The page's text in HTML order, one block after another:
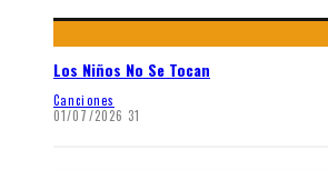
Los Niños No Se Tocan
Canciones
01/07/2026 31